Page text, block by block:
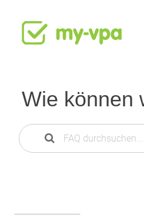
Wie können